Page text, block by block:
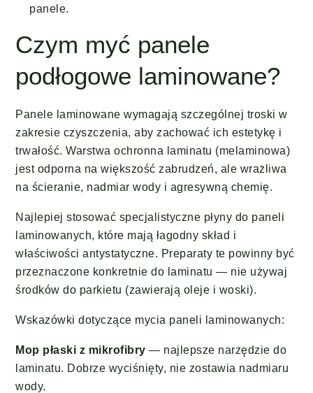
panele.
Czym myć panele
podłogowe laminowane?
Panele laminowane wymagają szczególnej troski w
zakresie czyszczenia, aby zachować ich estetykę i
trwałość. Warstwa ochronna laminatu (melaminowa)
jest odporna na większość zabrudzeń, ale wrażliwa
na ścieranie, nadmiar wody i agresywną chemię.
Najlepiej stosować specjalistyczne płyny do paneli
laminowanych, które mają łagodny skład i
właściwości antystatyczne. Preparaty te powinny być
przeznaczone konkretnie do laminatu — nie używaj
środków do parkietu (zawierają oleje i woski).
Wskazówki dotyczące mycia paneli laminowanych:
Mop płaski z mikrofibry — najlepsze narzędzie do
laminatu. Dobrze wyciśnięty, nie zostawia nadmiaru
wody.